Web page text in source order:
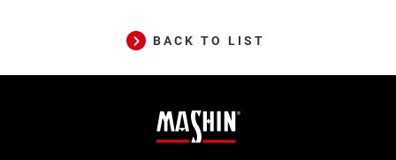
BACK TO LIST